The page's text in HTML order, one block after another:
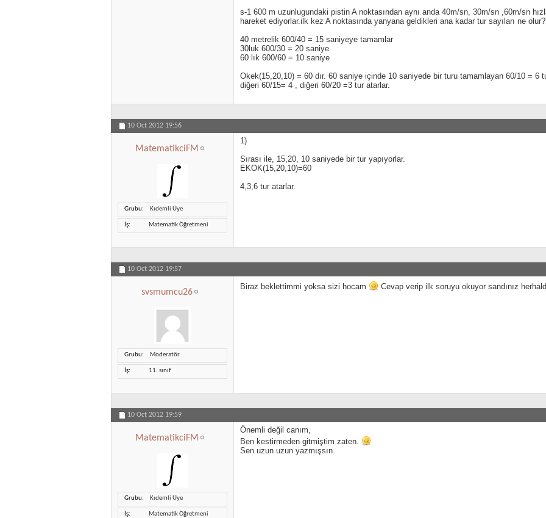
s-1 600 m uzunlugundaki pistin A noktasından aynı anda 40m/sn, 30m/sn ,60m/sn
hareket ediyorlar.ilk kez A noktasında yanyana geldikleri ana kadar tur sayıları ne olur?
40 metrelik 600/40 = 15 saniyeye tamamlar
30luk 600/30 = 20 saniye
60 lık 600/60 = 10 saniye
Okek(15,20,10) = 60 dır. 60 saniye içinde 10 saniyede bir turu tamamlayan 60/10 = 6
diğeri 60/15= 4 , diğeri 60/20 =3 tur atarlar.
10 Oct 2012 19:56
MatematikciFM
Grubu Kıdemli Üye
İş Matematik Öğretmeni
1)
Sırası ile, 15,20, 10 saniyede bir tur yapıyorlar.
EKOK(15,20,10)=60
4,3,6 tur atarlar.
10 Oct 2012 19:57
svsmumcu26
Grubu Moderatör
İş 11. sınıf
Biraz beklettimmi yoksa sizi hocam Cevap verip ilk soruyu okuyor sandınız
10 Oct 2012 19:59
MatematikciFM
Grubu Kıdemli Üye
İş Matematik Öğretmeni
Önemli değil canım,
Ben kestirmeden gitmiştim zaten.
Sen uzun uzun yazmışsın.